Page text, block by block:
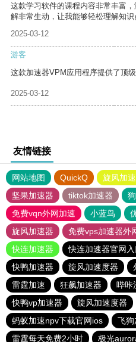
这款学习软件的课程内容非常丰富
解非常生动，让我能够轻松理解知识
2025-03-12
游客
这款加速器VPM应用程序提供了顶
2025-03-12
友情链接
网站地图 QuickQ 旋风加
坚果加速器
tiktok加速器
免费vqn外网加速
小蓝鸟
旋风加速器
免费vps加速器外
快连加速器
快连加速器官网入
快鸭加速器
旋风加速度器
雷霆加速
狂飙加速器 哔咔
快鸭vp加速器
旋风加速度器
蚂蚁加速npv下载官网ios
飞狗
雷霆每天免费2小时
极光